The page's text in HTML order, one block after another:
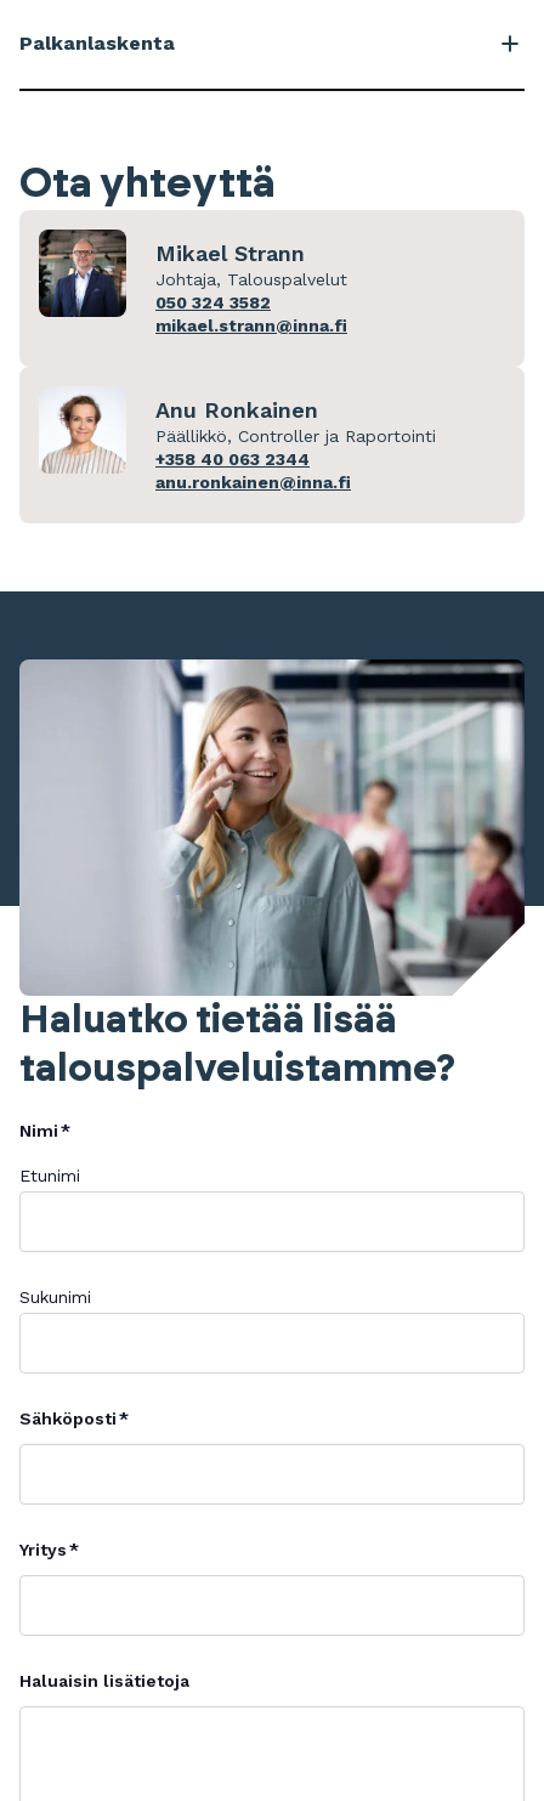
Palkanlaskenta
Ota yhteyttä
Mikael Strann
Johtaja, Talouspalvelut
050 324 3582
mikael.strann@inna.fi
Anu Ronkainen
Päällikkö, Controller ja Raportointi
+358 40 063 2344
anu.ronkainen@inna.fi
Haluatko tietää lisää
talouspalveluistamme?
Nimi
Etunimi
Sukunimi
Sähköposti
Yritys
Haluaisin lisätietoja